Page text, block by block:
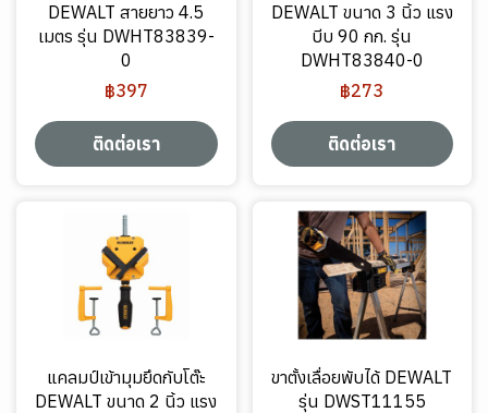
DEWALT สายยาว 4.5
เมตร รุ่น DWHT83839-
0
฿397
ติดต่อเรา
DEWALT ขนาด 3 นิ้ว แรง
บีบ 90 กก. รุ่น
DWHT83840-0
฿273
ติดต่อเรา
แคลมป์เข้ามุมยึดกับโต๊ะ
DEWALT ขนาด 2 นิ้ว แรง
ขาตั้งเลื่อยพับได้ DEWALT
รุ่น DWST11155